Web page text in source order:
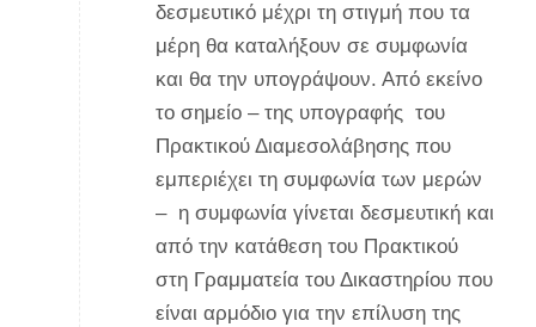
δεσμευτικό μέχρι τη στιγμή που τα
μέρη θα καταλήξουν σε συμφωνία
και θα την υπογράψουν. Από εκείνο
το σημείο – της υπογραφής του
Πρακτικού Διαμεσολάβησης που
εμπεριέχει τη συμφωνία των μερών
– η συμφωνία γίνεται δεσμευτική και
από την κατάθεση του Πρακτικού
στη Γραμματεία του Δικαστηρίου που
είναι αρμόδιο για την επίλυση της